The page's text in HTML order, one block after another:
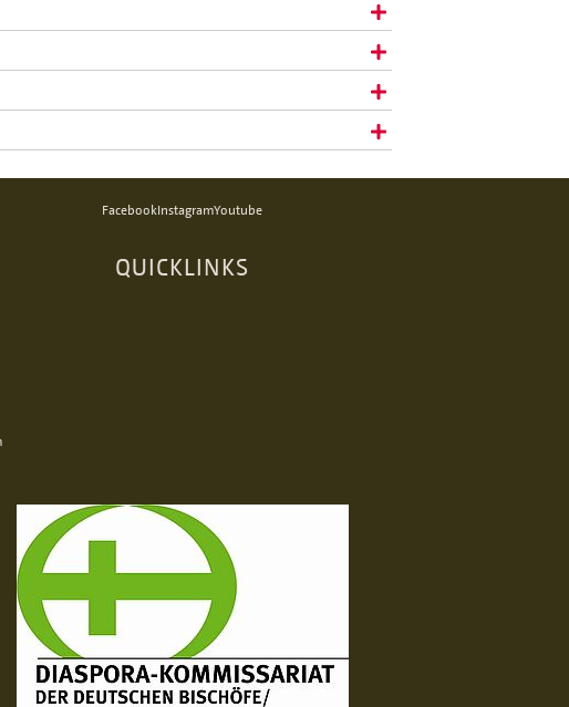
FacebookInstagramYoutube
QUICKLINKS